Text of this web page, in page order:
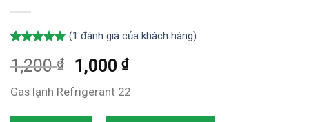
dựa trên
đánh giá
(1 đánh giá của khách hàng)
1,200₫ 1,000 ₫
Gas lạnh Refrigerant 22